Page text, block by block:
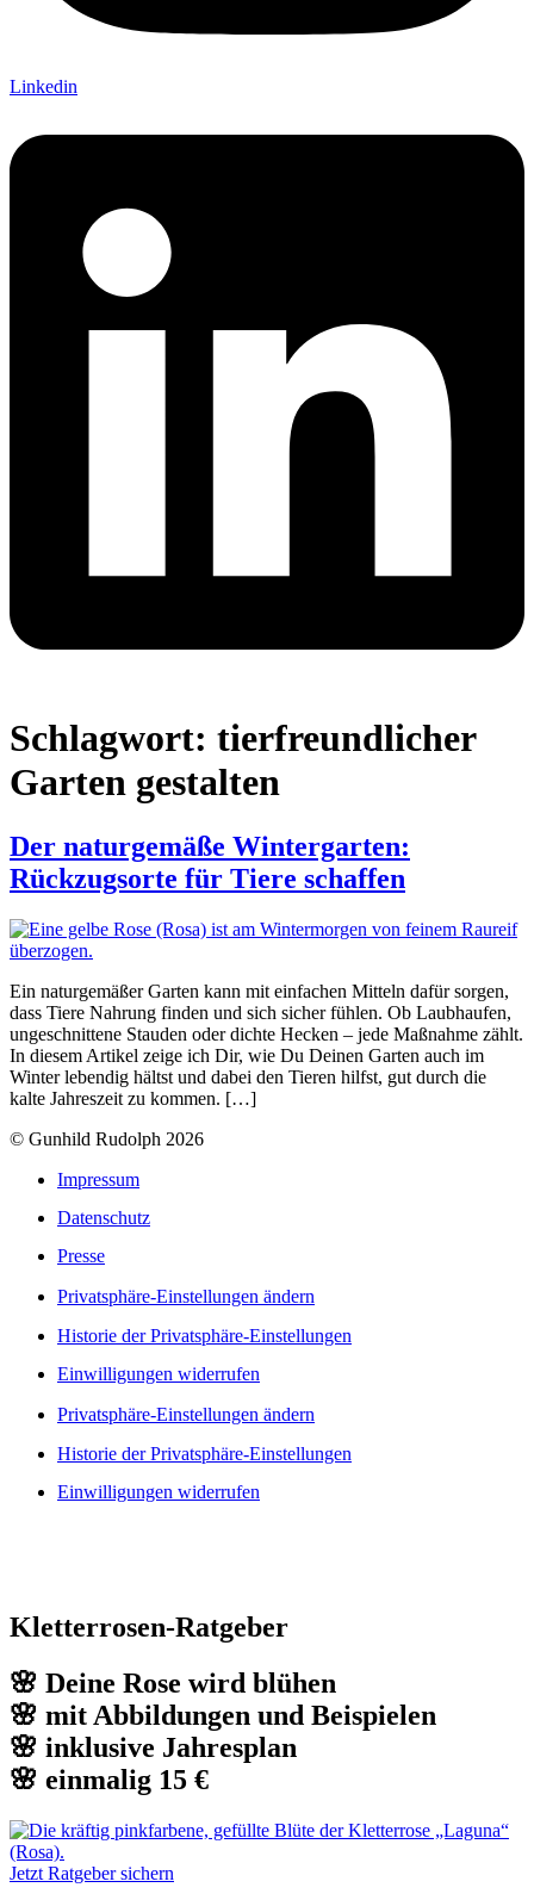
Linkedin
Schlagwort: tierfreundlicher
Garten gestalten
Der naturgemäße Wintergarten:
Rückzugsorte für Tiere schaffen
Ein naturgemäßer Garten kann mit einfachen Mitteln dafür sorgen,
dass Tiere Nahrung finden und sich sicher fühlen. Ob Laubhaufen,
ungeschnittene Stauden oder dichte Hecken – jede Maßnahme zählt.
In diesem Artikel zeige ich Dir, wie Du Deinen Garten auch im
Winter lebendig hältst und dabei den Tieren hilfst, gut durch die
kalte Jahreszeit zu kommen. […]
© Gunhild Rudolph 2026
Impressum
Datenschutz
Presse
Privatsphäre-Einstellungen ändern
Historie der Privatsphäre-Einstellungen
Einwilligungen widerrufen
Privatsphäre-Einstellungen ändern
Historie der Privatsphäre-Einstellungen
Einwilligungen widerrufen
Kletterrosen-Ratgeber
🌸 Deine Rose wird blühen
🌸 mit Abbildungen und Beispielen
🌸 inklusive Jahresplan
🌸 einmalig 15 €
Jetzt Ratgeber sichern